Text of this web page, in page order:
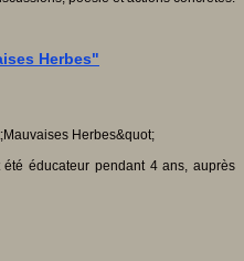
Herbes"
éducateur pendant 4 ans, auprès